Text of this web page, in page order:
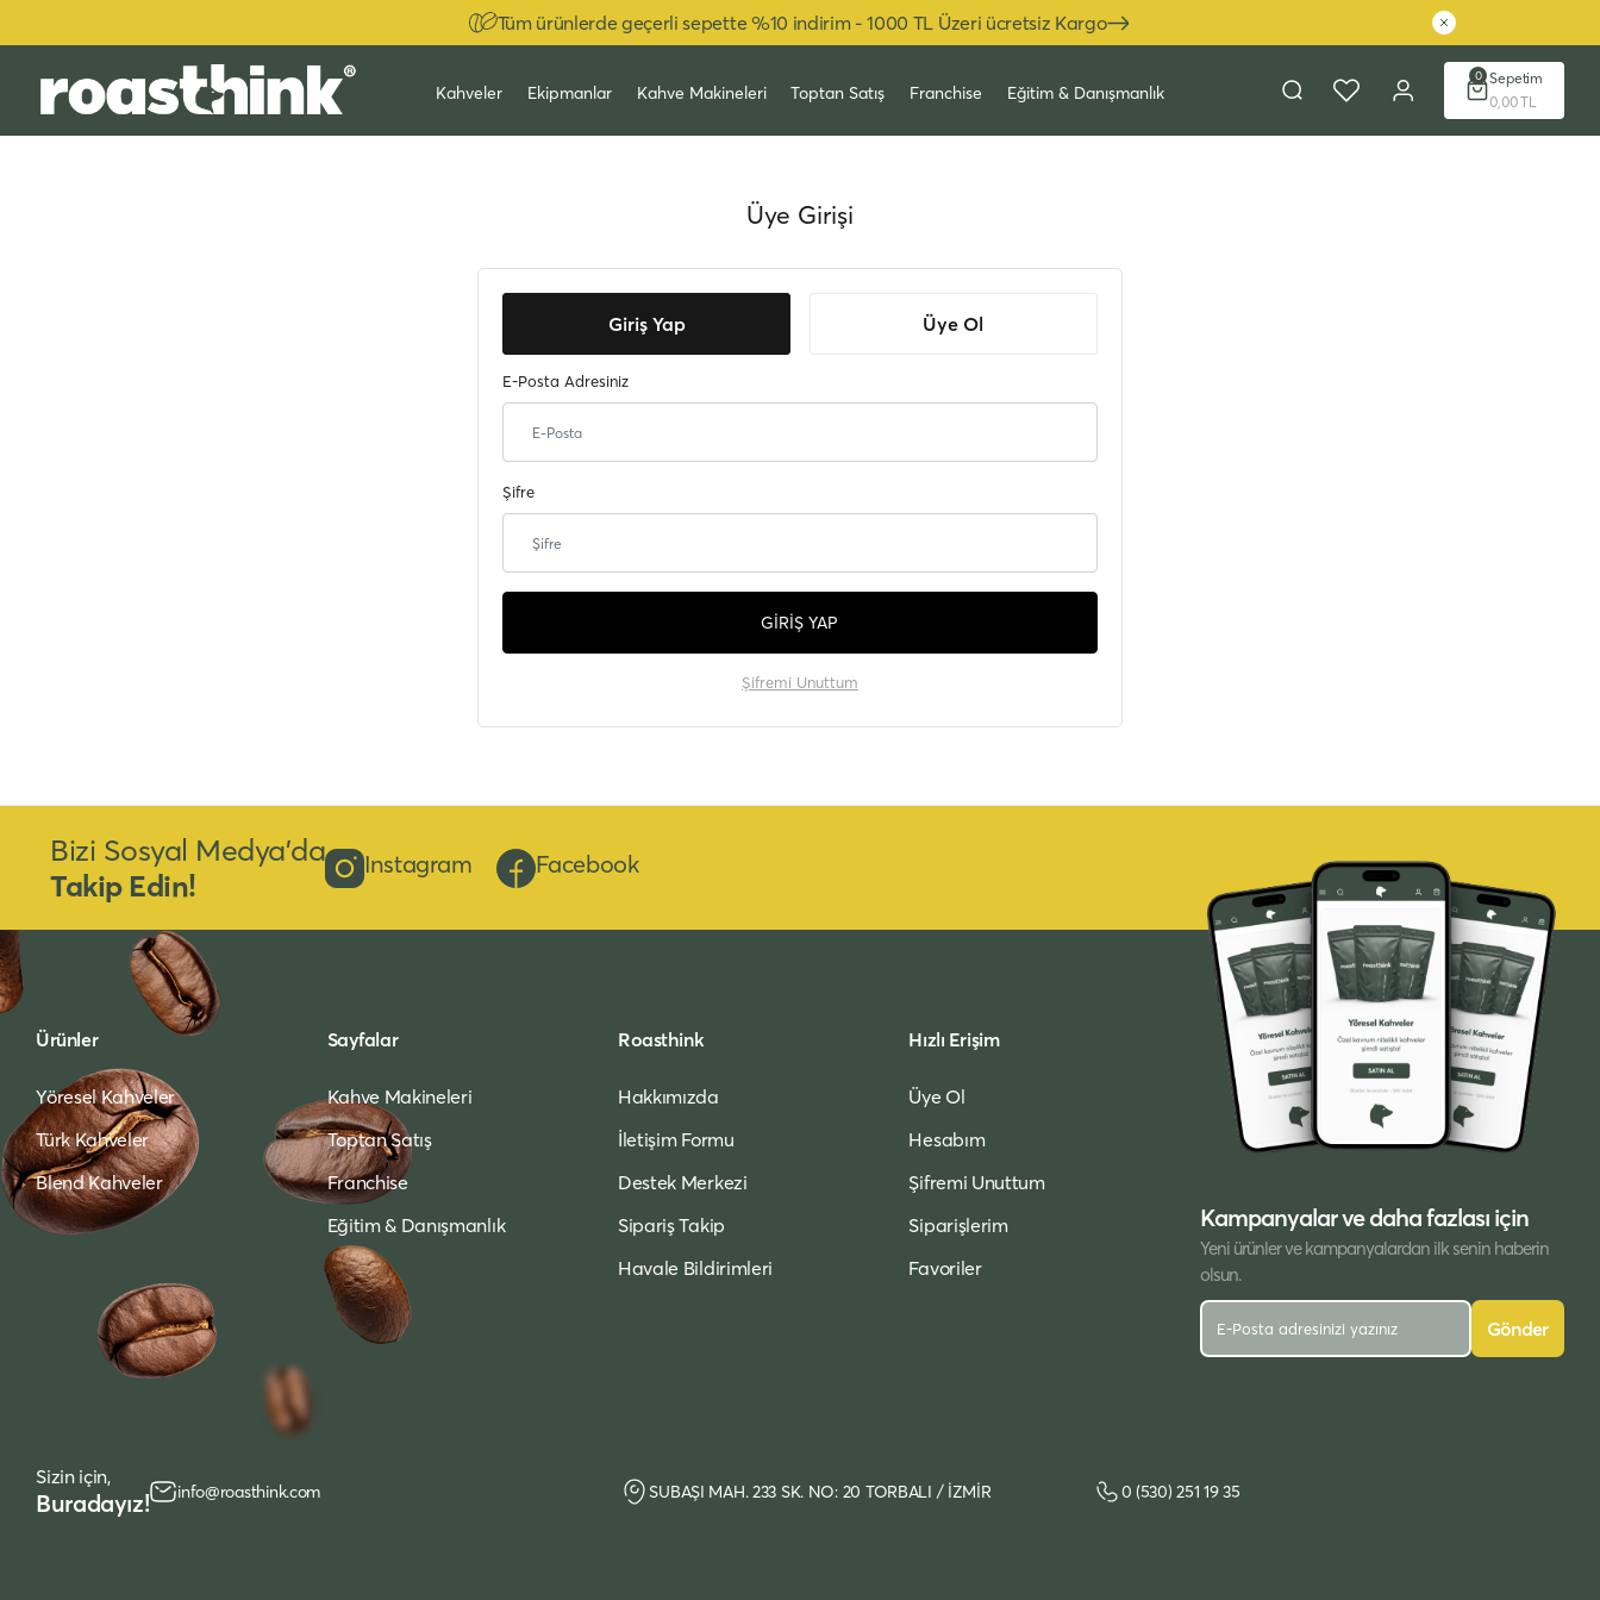
Tüm ürünlerde geçerli sepette %10 indirim - 1000 TL Üzeri ücretsiz Kargo
Kahveler Ekipmanlar Kahve Makineleri Toptan Satış Franchise Eğitim & Danışmanlık
0 Sepetim
0,00 TL
Üye Girişi
Giriş Yap Üye Ol
E-Posta Adresiniz
Şifre
GİRİŞ YAP
Şifremi Unuttum
Bizi Sosyal Medya’da
Takip Edin!
Instagram Facebook
Ürünler
Yöresel Kahveler
Türk Kahveler
Blend Kahveler
Sayfalar
Kahve Makineleri
Toptan Satış
Franchise
Eğitim & Danışmanlık
Roasthink
Hakkımızda
İletişim Formu
Destek Merkezi
Sipariş Takip
Havale Bildirimleri
Hızlı Erişim
Üye Ol
Hesabım
Şifremi Unuttum
Siparişlerim
Favoriler
Kampanyalar ve daha fazlası için
Yeni ürünler ve kampanyalardan ilk senin haberin
olsun.
Gönder
Sizin için,
Buradayız! info@roasthink.com SUBAŞI MAH. 233 SK. NO: 20 TORBALI / İZMİR 0 (530) 251 19 35